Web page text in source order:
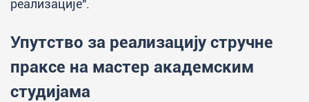
реализације".
Упутство за реализацију стручне
праксе на мастер академским
студијама